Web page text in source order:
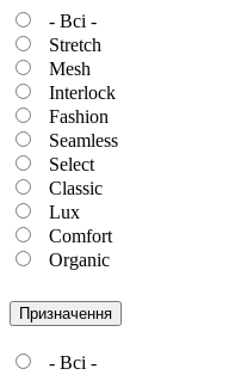
- Всі -
Stretch
Mesh
Interlock
Fashion
Seamless
Select
Classic
Lux
Comfort
Organic
Призначення
- Всі -